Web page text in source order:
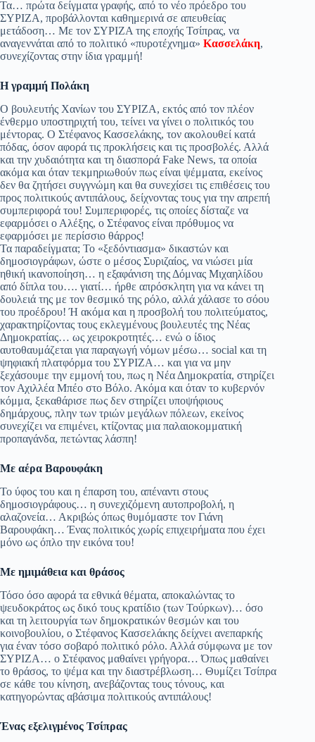
pp
m
στ
εί
Τα… πρώτα δείγματα γραφής, από το νέο πρόεδρο του
ΣΥΡΙΖΑ, προβάλλονται καθημερινά σε απευθείας
μετάδοση… Με τον ΣΥΡΙΖΑ της εποχής Τσίπρας, να
αναγεννάται από το πολιτικό «πυροτέχνημα» Κασσελάκη,
συνεχίζοντας στην ίδια γραμμή!
Η γραμμή Πολάκη
Ο βουλευτής Χανίων του ΣΥΡΙΖΑ, εκτός από τον πλέον
ένθερμο υποστηριχτή του, τείνει να γίνει ο πολιτικός του
μέντορας. Ο Στέφανος Κασσελάκης, τον ακολουθεί κατά
πόδας, όσον αφορά τις προκλήσεις και τις προσβολές. Αλλά
και την χυδαιότητα και τη διασπορά Fake News, τα οποία
ακόμα και όταν τεκμηριωθούν πως είναι ψέμματα, εκείνος
δεν θα ζητήσει συγγνώμη και θα συνεχίσει τις επιθέσεις του
προς πολιτικούς αντιπάλους, δείχνοντας τους για την απρεπή
συμπεριφορά του! Συμπεριφορές, τις οποίες δίσταζε να
εφαρμόσει ο Αλέξης, ο Στέφανος είναι πρόθυμος να
εφαρμόσει με περίσσιο θάρρος!
Τα παραδείγματα; Το «ξεδόντιασμα» δικαστών και
δημοσιογράφων, ώστε ο μέσος Συριζαίος, να νιώσει μία
ηθική ικανοποίηση… η εξαφάνιση της Δόμνας Μιχαηλίδου
από δίπλα του…. γιατί… ήρθε απρόσκλητη για να κάνει τη
δουλειά της με τον θεσμικό της ρόλο, αλλά χάλασε το σόου
του προέδρου! Ή ακόμα και η προσβολή του πολιτεύματος,
χαρακτηρίζοντας τους εκλεγμένους βουλευτές της Νέας
Δημοκρατίας… ως χειροκροτητές… ενώ ο ίδιος
αυτοθαυμάζεται για παραγωγή νόμων μέσω… social και τη
ψηφιακή πλατφόρμα του ΣΥΡΙΖΑ… και για να μην
ξεχάσουμε την εμμονή του, πως η Νέα Δημοκρατία, στηρίζει
τον Αχιλλέα Μπέο στο Βόλο. Ακόμα και όταν το κυβερνόν
κόμμα, ξεκαθάρισε πως δεν στηρίζει υποψήφιους
δημάρχους, πλην των τριών μεγάλων πόλεων, εκείνος
συνεχίζει να επιμένει, κτίζοντας μια παλαιοκομματική
προπαγάνδα, πετώντας λάσπη!
Με αέρα Βαρουφάκη
Το ύφος του και η έπαρση του, απέναντι στους
δημοσιογράφους… η συνεχιζόμενη αυτοπροβολή, η
αλαζονεία… Ακριβώς όπως θυμόμαστε τον Γιάνη
Βαρουφάκη… Ένας πολιτικός χωρίς επιχειρήματα που έχει
μόνο ως όπλο την εικόνα του!
Με ημιμάθεια και θράσος
Τόσο όσο αφορά τα εθνικά θέματα, αποκαλώντας το
ψευδοκράτος ως δικό τους κρατίδιο (των Τούρκων)… όσο
και τη λειτουργία των δημοκρατικών θεσμών και του
κοινοβουλίου, ο Στέφανος Κασσελάκης δείχνει ανεπαρκής
για έναν τόσο σοβαρό πολιτικό ρόλο. Αλλά σύμφωνα με τον
ΣΥΡΙΖΑ… ο Στέφανος μαθαίνει γρήγορα… Όπως μαθαίνει
το θράσος, το ψέμα και την διαστρέβλωση… Θυμίζει Τσίπρα
σε κάθε του κίνηση, ανεβάζοντας τους τόνους, και
κατηγορώντας αβάσιμα πολιτικούς αντιπάλους!
Ένας εξελιγμένος Τσίπρας